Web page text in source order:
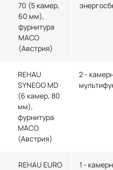
70 (5 камер,
60 мм),
фурнитура
MACO
(Австрия)
REHAU
SYNEGO MD
(6 камер, 80
мм),
фурнитура
MACO
(Австрия)
2 -
REHAU EURO
1 -